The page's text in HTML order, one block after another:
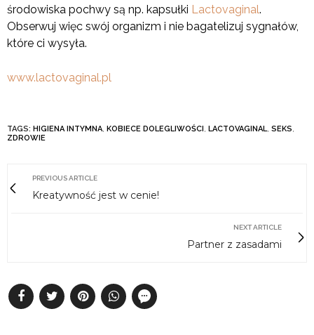
środowiska pochwy są np. kapsułki Lactovaginal.
Obserwuj więc swój organizm i nie bagatelizuj sygnałów,
które ci wysyła.
www.lactovaginal.pl
TAGS: HIGIENA INTYMNA, KOBIECE DOLEGLIWOŚCI, LACTOVAGINAL, SEKS,
ZDROWIE
PREVIOUS ARTICLE
Kreatywność jest w cenie!
NEXT ARTICLE
Partner z zasadami